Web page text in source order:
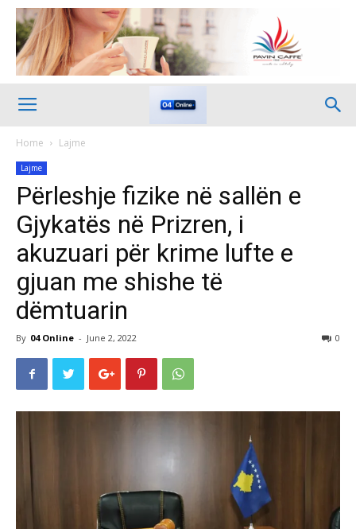
Home Lajme
Lajme
Përleshje fizike në sallën e
Gjykatës në Prizren, i
akuzuari për krime lufte e
gjuan me shishe të
dëmtuarin
By 04 Online - June 2, 2022 0